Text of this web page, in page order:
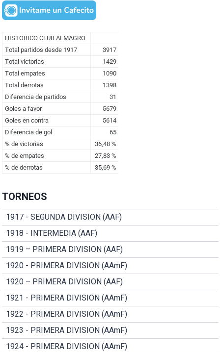
TORNEOS
1917 - SEGUNDA DIVISION (AAF)
1918 - INTERMEDIA (AAF)
1919 – PRIMERA DIVISION (AAF)
1920 - PRIMERA DIVISION (AAmF)
1920 – PRIMERA DIVISION (AAF)
1921 - PRIMERA DIVISION (AAmF)
1922 - PRIMERA DIVISION (AAmF)
1923 - PRIMERA DIVISION (AAmF)
1924 - PRIMERA DIVISION (AAmF)